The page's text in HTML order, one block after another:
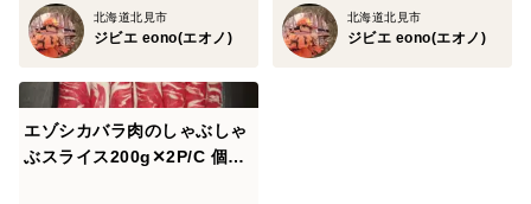
北海道北見市
ジビエ eono(エオノ)
北海道北見市
ジビエ eono(エオノ)
エゾシカバラ肉のしゃぶしゃ
ぶスライス200g✕2P/C 個体